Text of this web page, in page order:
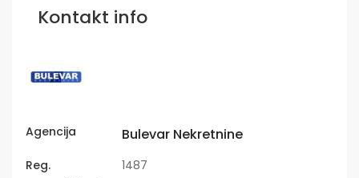
Kontakt info
Agencija Bulevar Nekretnine
Reg.
1487